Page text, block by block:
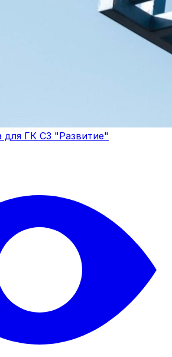
для ГК СЗ "Развитие"